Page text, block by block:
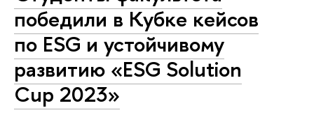
победили в Кубке кейсов
по ESG и устойчивому
развитию «ESG Solution
Cup 2023»